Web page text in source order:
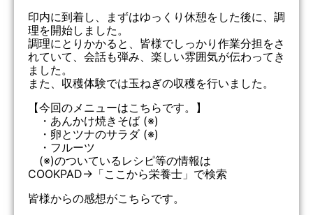
印内に到着し、まずはゆっくり休憩をした後に、調
理を開始しました。
調理にとりかかると、皆様でしっかり作業分担をさ
れていて、会話も弾み、楽しい雰囲気が伝わってき
ました。
また、収穫体験では玉ねぎの収穫を行いました。
【今回のメニューはこちらです。】
・あんかけ焼きそば (※)
・卵とツナのサラダ (※)
・フルーツ
(※)のついているレシピ等の情報は
COOKPAD→「ここから栄養士」で検索
皆様からの感想がこちらです。